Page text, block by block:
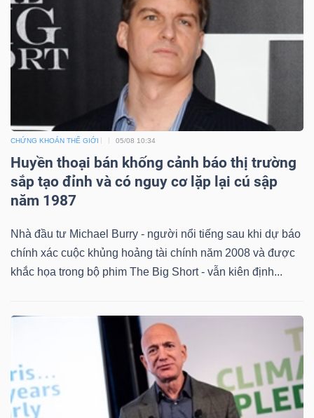
CHỨNG KHOÁN THẾ GIỚI 05/08 10:34
Huyền thoại bán khống cảnh báo thị trường
sắp tạo đỉnh và có nguy cơ lặp lại cú sập
năm 1987
Nhà đầu tư Michael Burry - người nổi tiếng sau khi dự báo
chính xác cuộc khủng hoảng tài chính năm 2008 và được
khắc họa trong bộ phim The Big Short - vẫn kiên định...
Truyền
thông
tài
Dữ
liệu
tài
chính